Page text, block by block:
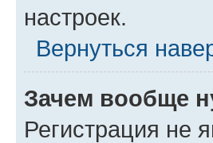
настроек.
Вернуться
Зачем вообще
Регистрация не